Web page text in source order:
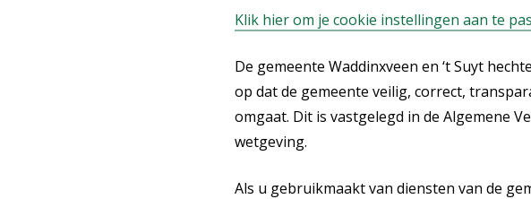
Klik hier om je cookie instellingen aan te
De gemeente Waddinxveen en ‘t Suyt
op dat de gemeente veilig, correct,
omgaat. Dit is vastgelegd in de Algemene
wetgeving.
Als u gebruikmaakt van diensten van de